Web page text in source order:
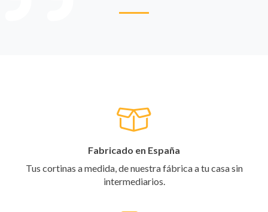
Fabricado en España
Tus cortinas a medida, de nuestra fábrica a tu casa sin
intermediarios.